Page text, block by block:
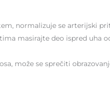
normalizuje se arterijski
masirajte deo ispred uha
može se sprečiti